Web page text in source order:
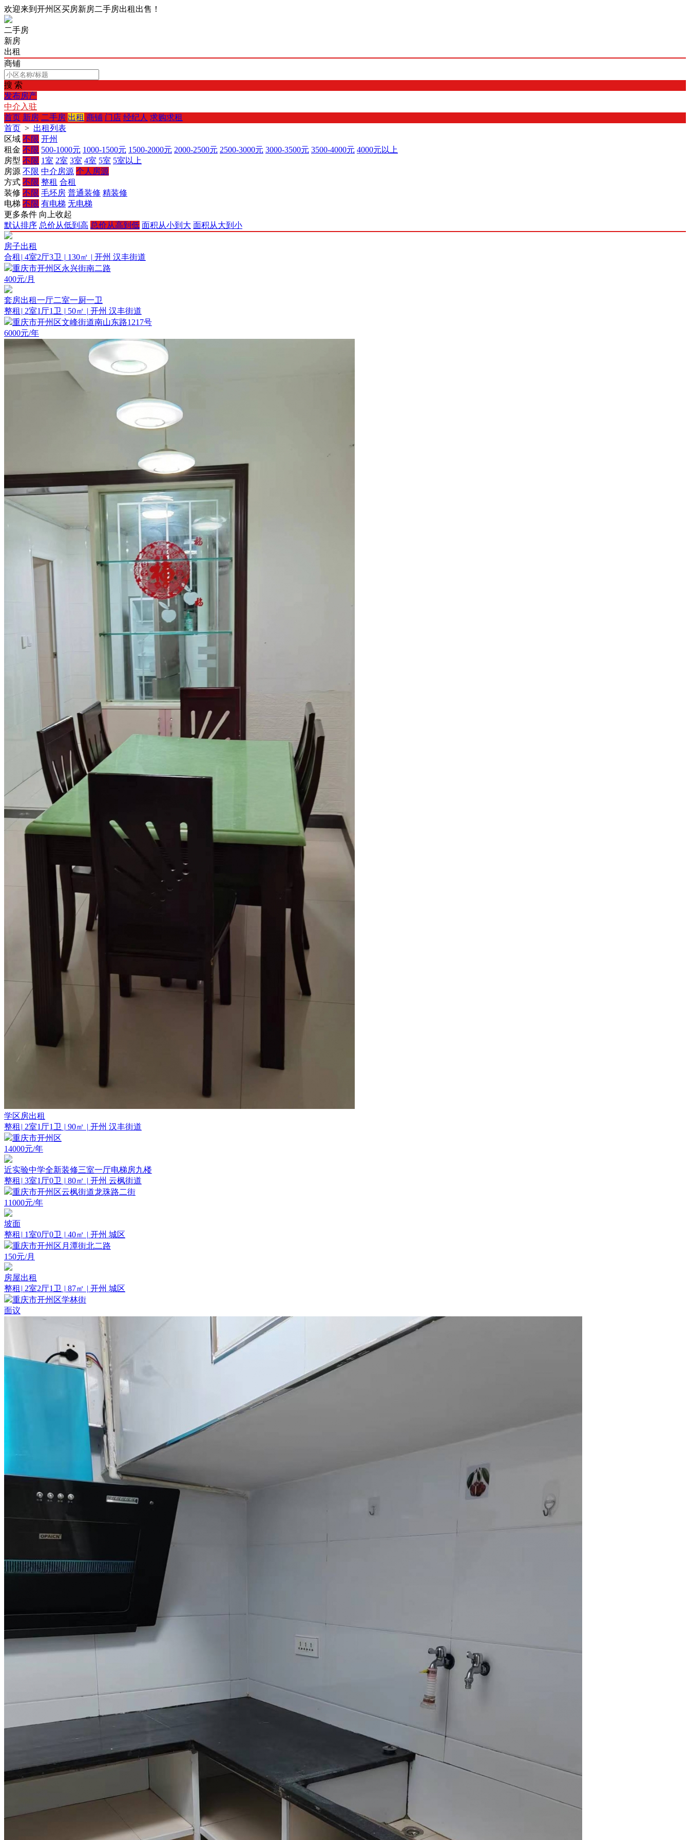
欢迎来到开州区买房新房二手房出租出售！
二手房
新房
出租
商铺
搜 索
发布房产
中介入驻
首页 新房 二手房 出租 商铺 门店 经纪人 求购求租
首页 > 出租列表
区域 不限 开州
租金 不限 500-1000元 1000-1500元 1500-2000元 2000-2500元 2500-3000元 3000-3500元 3500-4000元 4000元以上
房型 不限 1室 2室 3室 4室 5室 5室以上
房源 不限 中介房源 个人房源
方式 不限 整租 合租
装修 不限 毛坯房 普通装修 精装修
电梯 不限 有电梯 无电梯
更多条件 向上收起
默认排序 总价从低到高 总价从高到低 面积从小到大 面积从大到小
房子出租
合租 | 4室2厅3卫 | 130㎡ | 开州 汉丰街道
重庆市开州区永兴街南二路
400元/月
套房出租一厅二室一厨一卫
整租 | 2室1厅1卫 | 50㎡ | 开州 汉丰街道
重庆市开州区文峰街道南山东路1217号
6000元/年
学区房出租
整租 | 2室1厅1卫 | 90㎡ | 开州 汉丰街道
重庆市开州区
14000元/年
近实验中学全新装修三室一厅电梯房九楼
整租 | 3室1厅0卫 | 80㎡ | 开州 云枫街道
重庆市开州区云枫街道龙珠路二街
11000元/年
坡面
整租 | 1室0厅0卫 | 40㎡ | 开州 城区
重庆市开州区月潭街北二路
150元/月
房屋出租
整租 | 2室2厅1卫 | 87㎡ | 开州 城区
重庆市开州区学林街
面议